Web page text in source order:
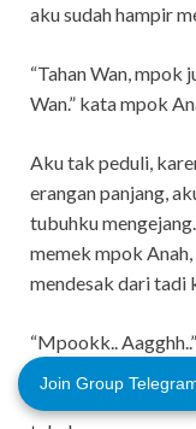
aku sudah hampir
“Tahan Wan, mpok
Wan.” kata mpok
Aku tak peduli,
erangan panjang,
tubuhku
memek mpok
mendesak dari tadi
“Mpookk.. Aagghh..”
Croott… Crroott…
Join Group